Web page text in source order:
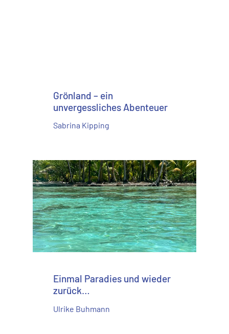
Grönland – ein
unvergessliches Abenteuer
Sabrina Kipping
Einmal Paradies und wieder
zurück…
Ulrike Buhmann